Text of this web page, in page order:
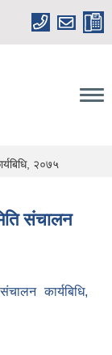
२०७५
संचालन
कार्यबिधि,